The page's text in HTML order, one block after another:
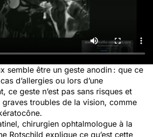
semble être un geste anodin : que ce
d’allergies ou lors d’une
ce geste n’est pas sans risques et
graves troubles de la vision, comme
chirurgien ophtalmologue à la
Rotschild explique ce qu’est cette